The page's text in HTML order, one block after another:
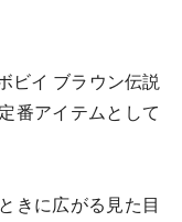
ビイ ブラウン伝説
番アイテムとして
きに広がる見た目